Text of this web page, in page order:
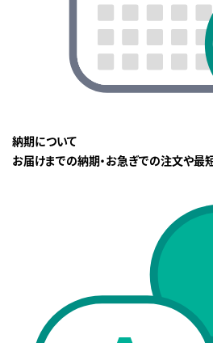
納期について
お届けまでの納期・お急ぎでの注文や最